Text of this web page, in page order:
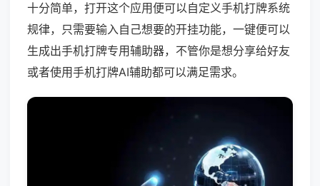
十分简单，打开这个应用便可以自定义手机打牌系统
规律，只需要输入自己想要的开挂功能，一键便可以
生成出手机打牌专用辅助器，不管你是想分享给好友
或者使用手机打牌AI辅助都可以满足需求。